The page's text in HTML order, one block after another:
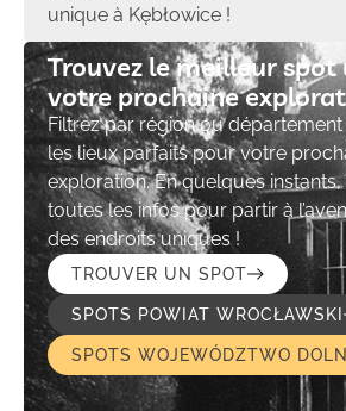
unique à Kębłowice !
Trouvez le meilleur spot
votre prochaine
Filtrez par région ou
les lieux parfaits pour votre
exploration. En quelques
toutes les infos pour partir à
des endroits uniques !
TROUVER UN SPOT
SPOTS POWIAT WROCŁAWSKI
SPOTS WOJEWÓDZTWO